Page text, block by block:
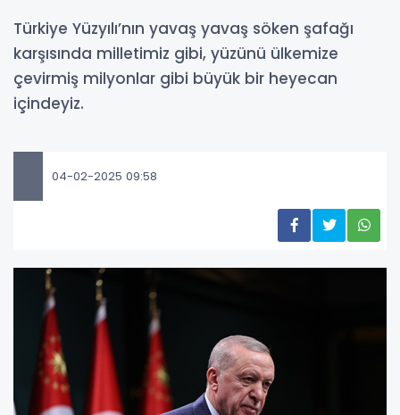
Türkiye Yüzyılı’nın yavaş yavaş söken şafağı
karşısında milletimiz gibi, yüzünü ülkemize
çevirmiş milyonlar gibi büyük bir heyecan
içindeyiz.
04-02-2025 09:58